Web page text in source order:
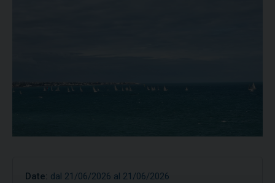
Date: dal 21/06/2026 al 21/06/2026